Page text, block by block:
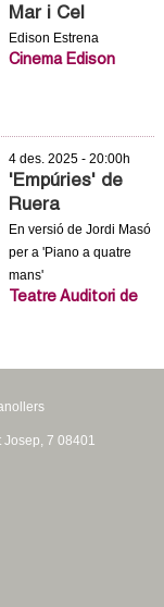
Mar i Cel
Edison Estrena
Cinema Edison
4 des. 2025 - 20:00h
'Empúries' de
Ruera
En versió de Jordi Masó
per a 'Piano a quatre
mans'
Teatre Auditori de
7 08401